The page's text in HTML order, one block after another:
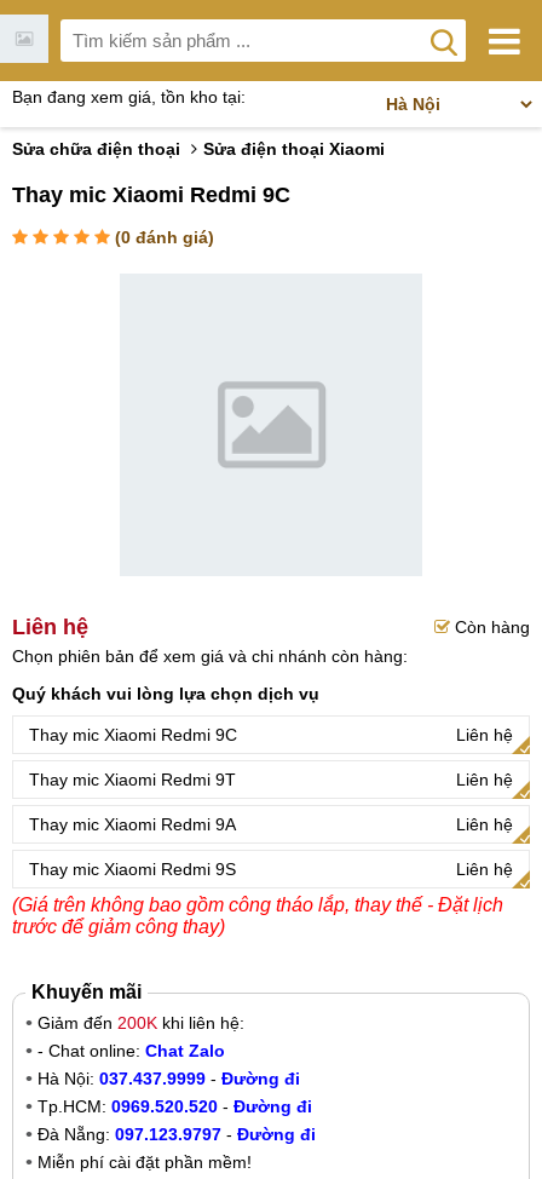
Bạn đang xem giá, tồn kho tại:
Sửa chữa điện thoại Sửa điện thoại Xiaomi
Thay mic Xiaomi Redmi 9C
(0 đánh giá)
Liên hệ
Còn hàng
Chọn phiên bản để xem giá và chi nhánh còn hàng:
Quý khách vui lòng lựa chọn dịch vụ
Thay mic Xiaomi Redmi 9C Liên hệ
Thay mic Xiaomi Redmi 9T Liên hệ
Thay mic Xiaomi Redmi 9A Liên hệ
Thay mic Xiaomi Redmi 9S Liên hệ
(Giá trên không bao gồm công tháo lắp, thay thế - Đặt lịch
trước để giảm công thay)
Khuyến mãi
Giảm đến 200K khi liên hệ:
- Chat online: Chat Zalo
Hà Nội: 037.437.9999 - Đường đi
Tp.HCM: 0969.520.520 - Đường đi
Đà Nẵng: 097.123.9797 - Đường đi
Miễn phí cài đặt phần mềm!